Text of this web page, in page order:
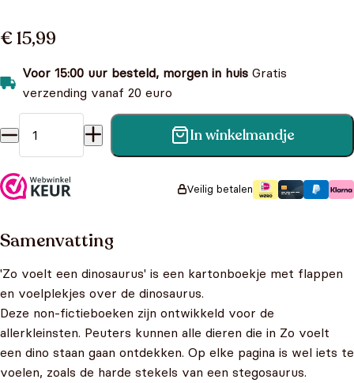
€ 15,99
Voor 15:00 uur besteld, morgen in huis Gratis
verzending vanaf 20 euro
Zo voelt een dinosaurus aantal In winkelmandje
Veilig betalen
Samenvatting
'Zo voelt een dinosaurus' is een kartonboekje met flappen
en voelplekjes over de dinosaurus.
Deze non-fictieboeken zijn ontwikkeld voor de
allerkleinsten. Peuters kunnen alle dieren die in Zo voelt
een dino staan gaan ontdekken. Op elke pagina is wel iets te
voelen, zoals de harde stekels van een stegosaurus.